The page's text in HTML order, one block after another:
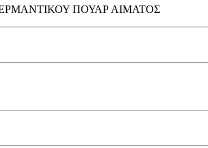
ΠΟΥΑΡ ΑΙΜΑΤΟΣ